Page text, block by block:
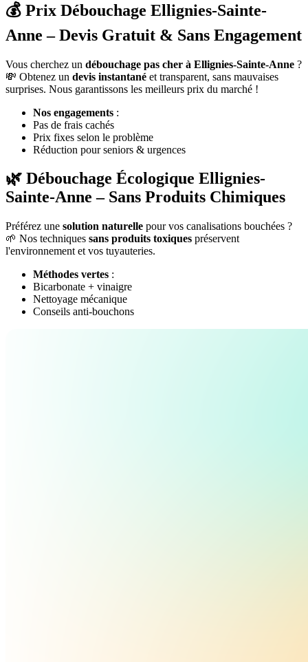
💰 Prix Débouchage Ellignies-Sainte-
Anne – Devis Gratuit & Sans Engagement
Vous cherchez un débouchage pas cher à Ellignies-Sainte-Anne ?
💸 Obtenez un devis instantané et transparent, sans mauvaises
surprises. Nous garantissons les meilleurs prix du marché !
Nos engagements :
Pas de frais cachés
Prix fixes selon le problème
Réduction pour seniors & urgences
🌿 Débouchage Écologique Ellignies-
Sainte-Anne – Sans Produits Chimiques
Préférez une solution naturelle pour vos canalisations bouchées ?
🌱 Nos techniques sans produits toxiques préservent
l'environnement et vos tuyauteries.
Méthodes vertes :
Bicarbonate + vinaigre
Nettoyage mécanique
Conseils anti-bouchons